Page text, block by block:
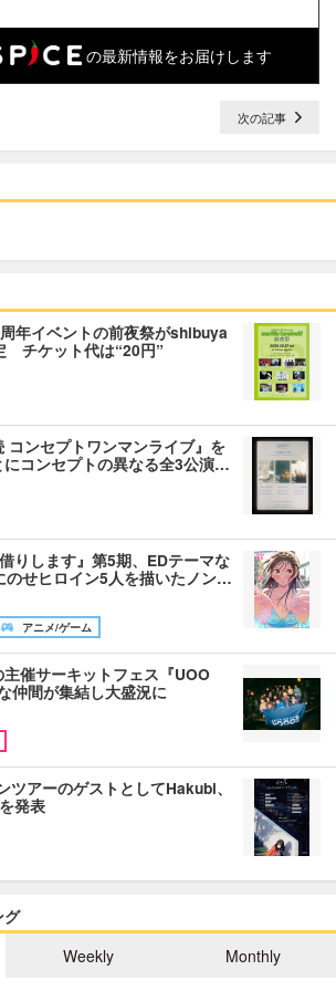
の最新情報をお届けします
次の記事
年イベントの前夜祭がshibuya
チケット代は“20円”
コンセプトワンマンライブ』を
コンセプトの異なる全3公演…
りします』第5期、EDテーマな
のせヒロイン5人を描いたノン…
アニメ/ゲーム
催サーキットフェス『UOO
仲間が集結し大盛況に
アーのゲストとしてHakubi、
発表
グ
Weekly Monthly